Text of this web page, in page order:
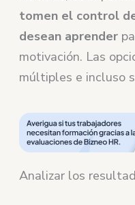
tomen el control
desean aprender
motivación. Las
múltiples e incluso
Analizar los